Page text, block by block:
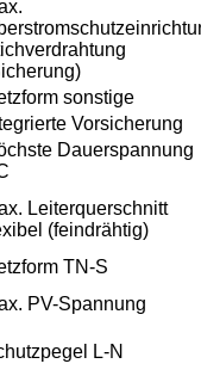
sonstige
Vorsicherung
Dauerspannung
Leiterquerschnitt
(feindrähtig)
TN-S
PV-Spannung
L-N